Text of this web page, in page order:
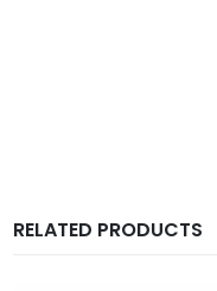
RELATED PRODUCTS